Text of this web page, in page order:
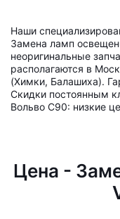
Наши
Замена ламп
неоригинальные
располагаются в
(Химки, Балашиха).
Скидки постоянным
Вольво С90: низкие
Цена -